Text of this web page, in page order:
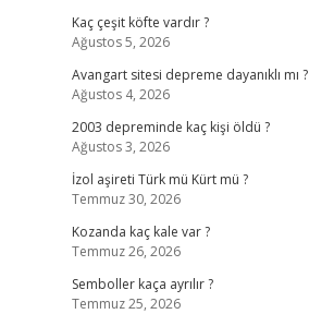
Kaç çeşit köfte vardır ?
Ağustos 5, 2026
Avangart sitesi depreme dayanıklı mı ?
Ağustos 4, 2026
2003 depreminde kaç kişi öldü ?
Ağustos 3, 2026
İzol aşireti Türk mü Kürt mü ?
Temmuz 30, 2026
Kozanda kaç kale var ?
Temmuz 26, 2026
Semboller kaça ayrılır ?
Temmuz 25, 2026